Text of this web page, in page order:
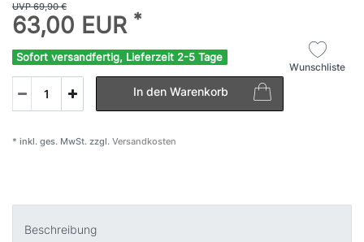
UVP 69,90 €
63,00 EUR *
Sofort versandfertig, Lieferzeit 2-5 Tage
In den Warenkorb
Wunschliste
* inkl. ges. MwSt. zzgl. Versandkosten
Beschreibung